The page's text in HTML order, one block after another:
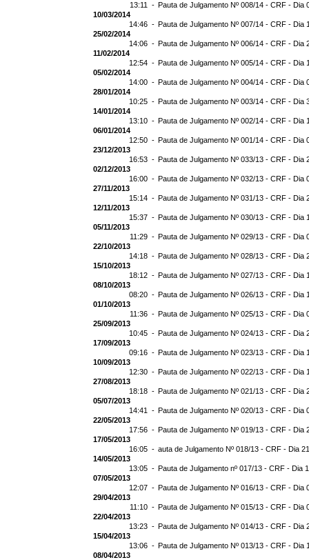
13:11 - Pauta de Julgamento Nº 008/14 - CRF - Dia
10/03/2014
14:46 - Pauta de Julgamento Nº 007/14 - CRF - Dia
25/02/2014
14:06 - Pauta de Julgamento Nº 006/14 - CRF - Dia
11/02/2014
12:54 - Pauta de Julgamento Nº 005/14 - CRF - Dia
05/02/2014
14:00 - Pauta de Julgamento Nº 004/14 - CRF - Dia
28/01/2014
10:25 - Pauta de Julgamento Nº 003/14 - CRF - Dia
14/01/2014
13:10 - Pauta de Julgamento Nº 002/14 - CRF - Dia
06/01/2014
12:50 - Pauta de Julgamento Nº 001/14 - CRF - Dia
23/12/2013
16:53 - Pauta de Julgamento Nº 033/13 - CRF - Dia
02/12/2013
16:00 - Pauta de Julgamento Nº 032/13 - CRF - Dia
27/11/2013
15:14 - Pauta de Julgamento Nº 031/13 - CRF - Dia
12/11/2013
15:37 - Pauta de Julgamento Nº 030/13 - CRF - Dia
05/11/2013
11:29 - Pauta de Julgamento Nº 029/13 - CRF - Dia
22/10/2013
14:18 - Pauta de Julgamento Nº 028/13 - CRF - Dia
15/10/2013
18:12 - Pauta de Julgamento Nº 027/13 - CRF - Dia
08/10/2013
08:20 - Pauta de Julgamento Nº 026/13 - CRF - Dia
01/10/2013
11:36 - Pauta de Julgamento Nº 025/13 - CRF - Dia
25/09/2013
10:45 - Pauta de Julgamento Nº 024/13 - CRF - Dia
17/09/2013
09:16 - Pauta de Julgamento Nº 023/13 - CRF - Dia
10/09/2013
12:30 - Pauta de Julgamento Nº 022/13 - CRF - Dia
27/08/2013
18:18 - Pauta de Julgamento Nº 021/13 - CRF - Dia
05/07/2013
14:41 - Pauta de Julgamento Nº 020/13 - CRF - Dia
22/05/2013
17:56 - Pauta de Julgamento Nº 019/13 - CRF - Dia
17/05/2013
16:05 - auta de Julgamento Nº 018/13 - CRF - Dia
14/05/2013
13:05 - Pauta de Julgamento nº 017/13 - CRF - Dia
07/05/2013
12:07 - Pauta de Julgamento Nº 016/13 - CRF - Dia
29/04/2013
11:10 - Pauta de Julgamento Nº 015/13 - CRF - Dia
22/04/2013
13:23 - Pauta de Julgamento Nº 014/13 - CRF - Dia
15/04/2013
13:06 - Pauta de Julgamento Nº 013/13 - CRF - Dia
08/04/2013